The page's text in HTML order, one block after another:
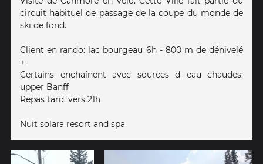
circuit habituel de passage de la coupe du monde de
ski de fond.
Client en rando: lac bourgeau 6h - 800 m de dénivelé
+
Certains enchaînent avec sources d eau chaudes:
upper Banff
Repas tard, vers 21h
Nuit solara resort and spa